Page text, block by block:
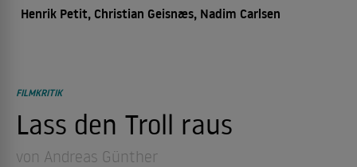
Henrik Petit, Christian Geisnæs, Nadim Carlsen
FILMKRITIK
Lass den Troll raus
von Andreas Günther